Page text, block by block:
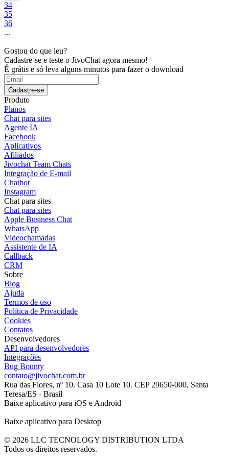
34
35
36
...
Gostou do que leu?
Cadastre-se e teste o JivoChat agora mesmo!
É grátis e só leva alguns minutos para fazer o download
Cadastre-se
Produto
Planos
Chat para sites
Agente IA
Facebook
Aplicativos
Afiliados
Jivochat Team Chats
Integração de E-mail
Chatbot
Instagram
Chat para sites
Chat para sites
Apple Business Chat
WhatsApp
Videochamadas
Assistente de IA
Callback
CRM
Sobre
Blog
Ajuda
Termos de uso
Política de Privacidade
Cookies
Contatos
Desenvolvedores
API para desenvolvedores
Integrações
Bug Bounty
contato@jivochat.com.br
Rua das Flores, nº 10. Casa 10 Lote 10. CEP 29650-000, Santa
Teresa/ES - Brasil
Baixe aplicativo para iOS e Android
Baixe aplicativo para Desktop
© 2026 LLC TECNOLOGY DISTRIBUTION LTDA
Todos os direitos reservados.